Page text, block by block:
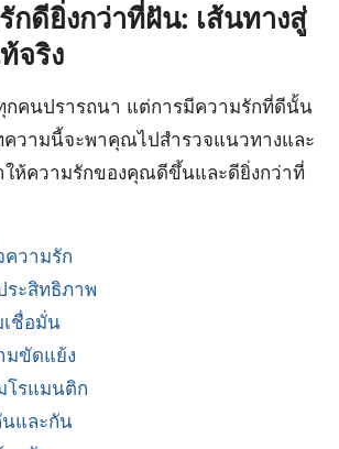
กดียิ่งกว่าที่ฝัน: เส้นทางสู่
จริง
กคนปรารถนา แต่การมีความรักที่ดีนั้น
ความนี้จะพาคุณไปสำรวจแนวทางและ
ให้ความรักของคุณดีขึ้นและดียิ่งกว่าที่
ความรัก
ระสิทธิภาพ
เชื่อมั่น
มขัดแย้ง
โรแมนติก
และกัน